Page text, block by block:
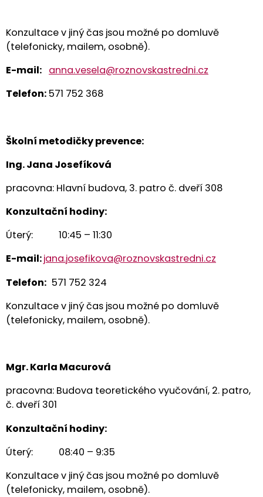
Konzultace v jiný čas jsou možné po domluvě
(telefonicky, mailem, osobně).
E-mail: anna.vesela@roznovskastredni.cz
Telefon: 571 752 368
Školní metodičky prevence:
Ing. Jana Josefíková
pracovna: Hlavní budova, 3. patro č. dveří 308
Konzultační hodiny:
Úterý: 10:45 – 11:30
E-mail:jana.josefikova@roznovskastredni.cz
Telefon: 571 752 324
Konzultace v jiný čas jsou možné po domluvě
(telefonicky, mailem, osobně).
Mgr. Karla Macurová
pracovna: Budova teoretického vyučování, 2. patro,
č. dveří 301
Konzultační hodiny:
Úterý: 08:40 – 9:35
Konzultace v jiný čas jsou možné po domluvě
(telefonicky, mailem, osobně).